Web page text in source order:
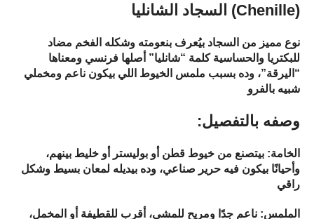
السجاد الشانليا (Chenille)
نوع مميز من السجاد بيُعرف بنعومته وشكله الفخم مضاد
للبكتريا والحساسية كلمة “شانليا” أصلها فرنسي ومعناها
“اليرقة”، وده بسبب ملمس الخيوط اللي بيكون ناعم ومخملي
شبيه بالفرو
:وصفه بالتفصيل
وأحيانًا بيكون فيه حرير صناعي، وده بيديله لمعان بسيط وشكل
راقي